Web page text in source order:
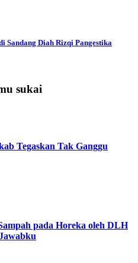
Sandang Diah Rizqi Pangestika
sukai
Tegaskan Tak Ganggu
pada Horeka oleh DLH